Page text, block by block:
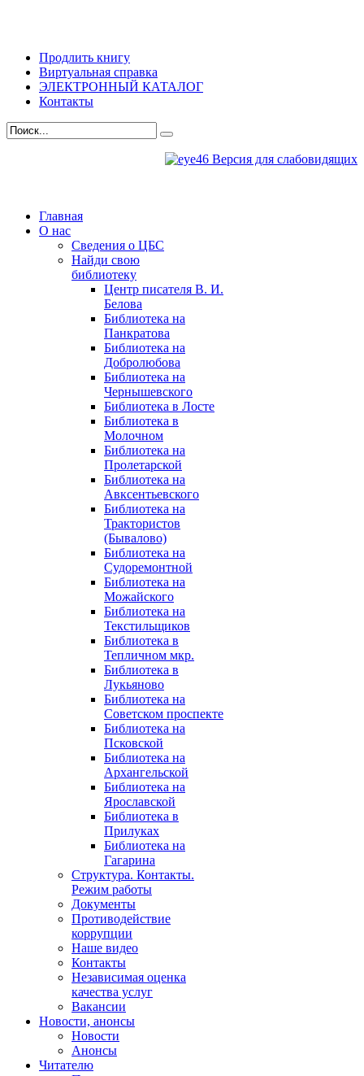
Продлить книгу
Виртуальная справка
ЭЛЕКТРОННЫЙ КАТАЛОГ
Контакты
Версия для слабовидящих
Главная
О нас
Сведения о ЦБС
Найди свою
библиотеку
Центр писателя В. И.
Белова
Библиотека на
Панкратова
Библиотека на
Добролюбова
Библиотека на
Чернышевского
Библиотека в Лосте
Библиотека в
Молочном
Библиотека на
Пролетарской
Библиотека на
Авксентьевского
Библиотека на
Трактористов
(Бывалово)
Библиотека на
Судоремонтной
Библиотека на
Можайского
Библиотека на
Текстильщиков
Библиотека в
Тепличном мкр.
Библиотека в
Лукьяново
Библиотека на
Советском проспекте
Библиотека на
Псковской
Библиотека на
Архангельской
Библиотека на
Ярославской
Библиотека в
Прилуках
Библиотека на
Гагарина
Структура. Контакты.
Режим работы
Документы
Противодействие
коррупции
Наше видео
Контакты
Независимая оценка
качества услуг
Вакансии
Новости, анонсы
Новости
Анонсы
Читателю